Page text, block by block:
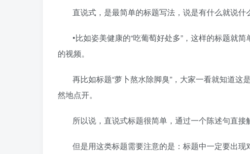
直说式，是最简单的标题写法，说是有什么就说什
•比如姿美健康的“吃葡萄好处多”，这样的标题就
的视频。
再比如标题“萝卜熬水除脚臭”，大家一看就知道
然地点开。
所以说，直说式标题很简单，通过一个陈述句直接
但是用这类标题需要注意的是：标题中一定要出